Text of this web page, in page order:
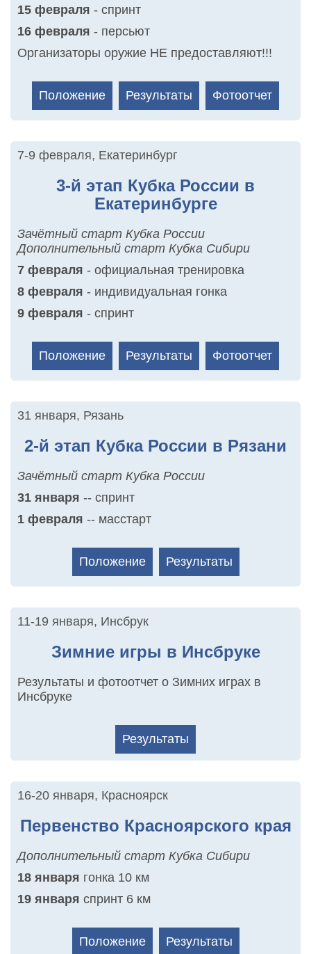
15 февраля - спринт
16 февраля - персьют
Организаторы оружие НЕ предоставляют!!!
Положение Результаты Фотоотчет
7-9 февраля, Екатеринбург
3-й этап Кубка России в
Екатеринбурге
Зачётный старт Кубка России
Дополнительный старт Кубка Сибири
7 февраля - официальная тренировка
8 февраля - индивидуальная гонка
9 февраля - спринт
Положение Результаты Фотоотчет
31 января, Рязань
2-й этап Кубка России в Рязани
Зачётный старт Кубка России
31 января -- спринт
1 февраля -- масстарт
Положение Результаты
11-19 января, Инсбрук
Зимние игры в Инсбруке
Результаты и фотоотчет о Зимних играх в
Инсбруке
Результаты
16-20 января, Красноярск
Первенство Красноярского края
Дополнительный старт Кубка Сибири
18 января гонка 10 км
19 января спринт 6 км
Положение Результаты